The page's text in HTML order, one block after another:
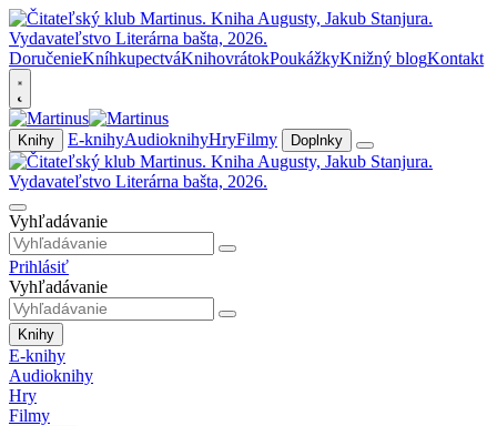
DoručenieKníhkupectváKnihovrátokPoukážkyKnižný blogKontakt
Knihy E-knihyAudioknihyHryFilmy Doplnky
Vyhľadávanie
Prihlásiť
Vyhľadávanie
Knihy
E-knihy
Audioknihy
Hry
Filmy